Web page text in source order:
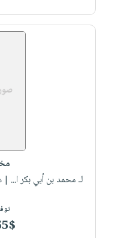
لـ محمد بن أبي بكر ا... |